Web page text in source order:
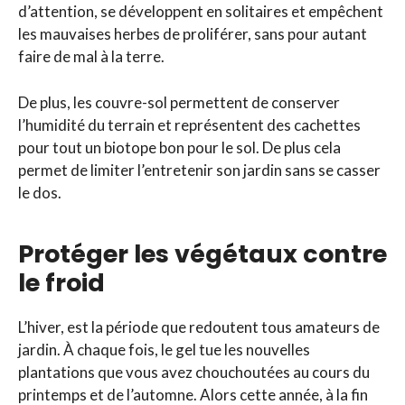
d’attention, se développent en solitaires et empêchent
les mauvaises herbes de proliférer, sans pour autant
faire de mal à la terre.
De plus, les couvre-sol permettent de conserver
l’humidité du terrain et représentent des cachettes
pour tout un biotope bon pour le sol. De plus cela
permet de limiter l’entretenir son jardin sans se casser
le dos.
Protéger les végétaux contre
le froid
L’hiver, est la période que redoutent tous amateurs de
jardin. À chaque fois, le gel tue les nouvelles
plantations que vous avez chouchoutées au cours du
printemps et de l’automne. Alors cette année, à la fin